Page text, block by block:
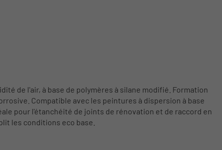
de l'air, à base de polymères à silane modifié. Formation
Compatible avec les peintures à dispersion à base
pour l'étanchéité de joints de rénovation et de raccord en
les conditions eco base.